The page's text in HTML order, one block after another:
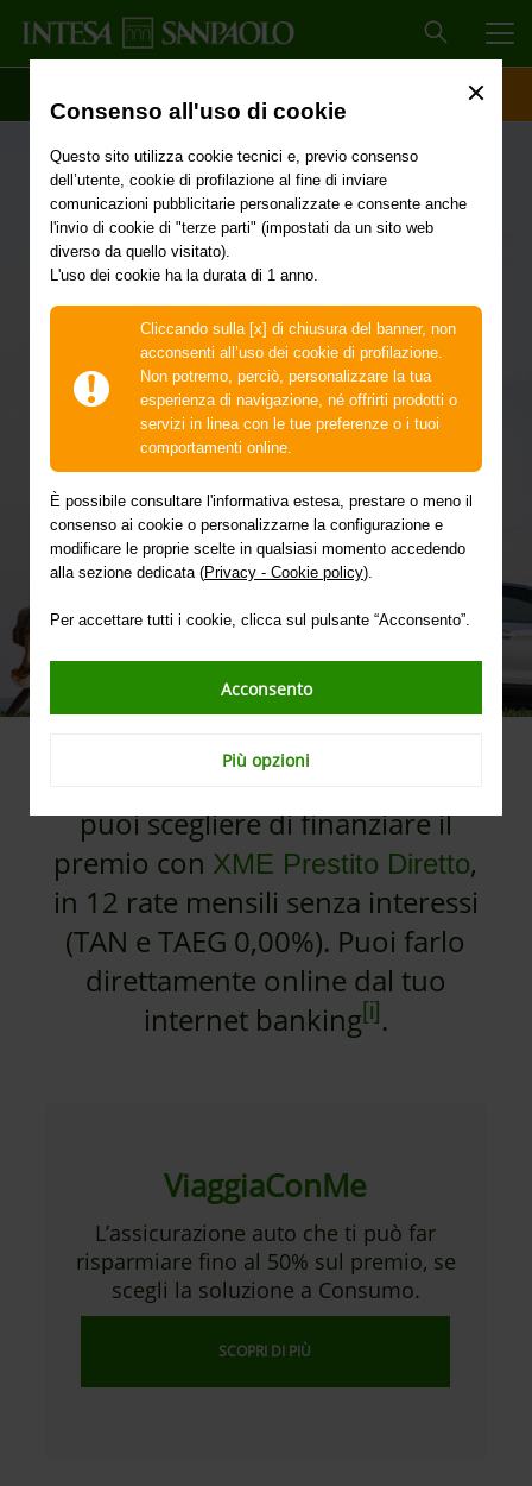
Consenso all'uso di cookie
Questo sito utilizza cookie tecnici e, previo consenso
dell’utente, cookie di profilazione al fine di inviare
comunicazioni pubblicitarie personalizzate e consente anche
l'invio di cookie di "terze parti" (impostati da un sito web
diverso da quello visitato).
L'uso dei cookie ha la durata di 1 anno.
Cliccando sulla [x] di chiusura del banner, non
acconsenti all’uso dei cookie di profilazione.
Non potremo, perciò, personalizzare la tua
esperienza di navigazione, né offrirti prodotti o
servizi in linea con le tue preferenze o i tuoi
comportamenti online.
È possibile consultare l'informativa estesa, prestare o meno il
consenso ai cookie o personalizzarne la configurazione e
modificare le proprie scelte in qualsiasi momento accedendo
alla sezione dedicata (Privacy - Cookie policy).
Per accettare tutti i cookie, clicca sul pulsante “Acconsento”.
Acconsento
Più opzioni
I tuoi viaggi,
senza pensieri a
tasso 0
Con ViaggiaConMe e MotoConMe puoi scegliere
direttamente online di pagare la tua assicurazione auto o
moto con un finanziamento a TAN 0,00% e TAEG 0,00%.
Quando acquisti l’assicurazione,
puoi scegliere di finanziare il
premio con XME Prestito Diretto,
in 12 rate mensili senza interessi
(TAN e TAEG 0,00%). Puoi farlo
direttamente online dal tuo
internet banking[i] .
ViaggiaConMe
L’assicurazione auto che ti può far
risparmiare fino al 50% sul premio, se
scegli la soluzione a Consumo.
SCOPRI DI PIÙ